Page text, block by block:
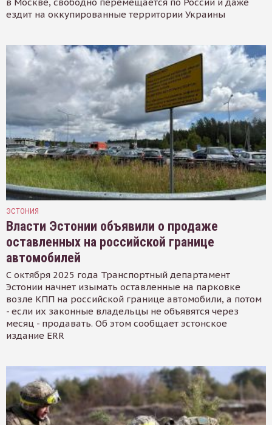
ездит на оккупированные территории Украины
ЭСТОНИЯ
Власти Эстонии объявили о продаже
оставленных на российской границе
автомобилей
С октября 2025 года Транспортный департамент
Эстонии начнет изымать оставленные на парковке
возле КПП на российской границе автомобили, а потом
- если их законные владельцы не объявятся через
месяц - продавать. Об этом сообщает эстонское
издание ERR